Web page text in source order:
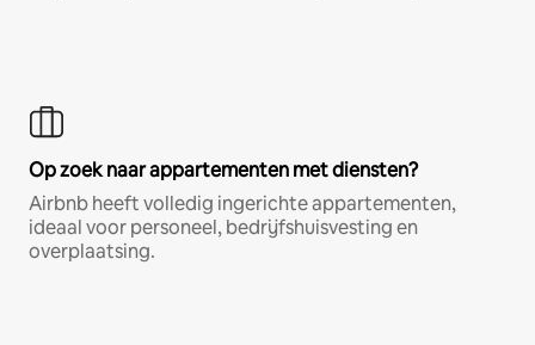
Op zoek naar appartementen met diensten?
Airbnb heeft volledig ingerichte appartementen,
ideaal voor personeel, bedrijfshuisvesting en
overplaatsing.